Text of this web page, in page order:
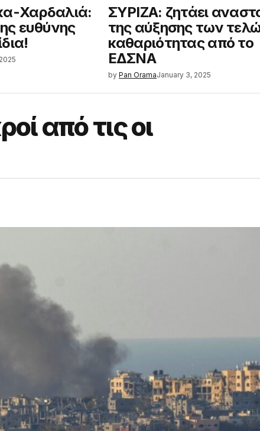
Χαρδαλιά:
ευθύνης
ΣΥΡΙΖΑ: ζητάει
της αύξησης των
καθαριότητας από το
ΕΔΣΝΑ
by Pan OramaJanuary 3, 2025
από τις οι